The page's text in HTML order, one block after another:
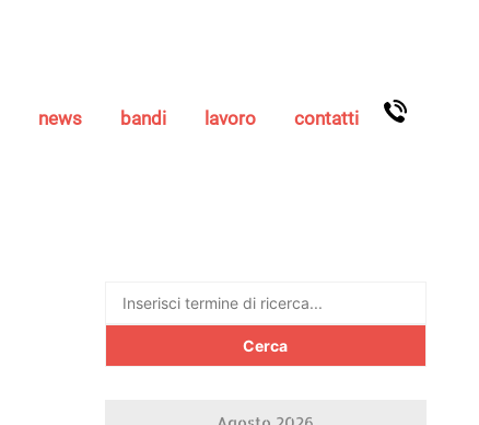
news bandi lavoro contatti
Ricerca